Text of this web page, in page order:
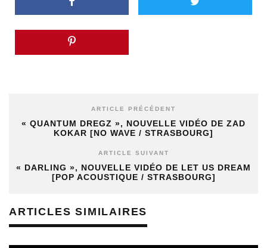
ARTICLE PRÉCÉDENT
« QUANTUM DREGZ », NOUVELLE VIDÉO DE ZAD
KOKAR [NO WAVE / STRASBOURG]
ARTICLE SUIVANT
« DARLING », NOUVELLE VIDÉO DE LET US DREAM
[POP ACOUSTIQUE / STRASBOURG]
ARTICLES SIMILAIRES